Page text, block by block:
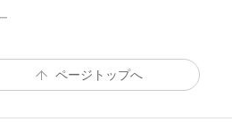
ページトップへ